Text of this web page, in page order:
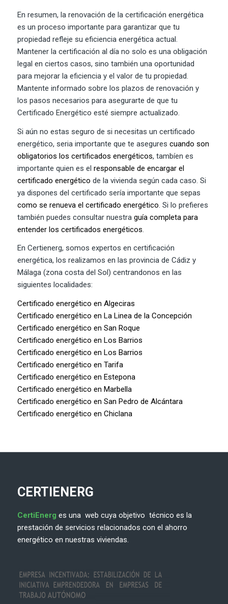
En resumen, la renovación de la certificación energética
es un proceso importante para garantizar que tu
propiedad refleje su eficiencia energética actual.
Mantener la certificación al día no solo es una obligación
legal en ciertos casos, sino también una oportunidad
para mejorar la eficiencia y el valor de tu propiedad.
Mantente informado sobre los plazos de renovación y
los pasos necesarios para asegurarte de que tu
Certificado Energético esté siempre actualizado.
Si aún no estas seguro de si necesitas un certificado
energético, seria importante que te asegures cuando son
obligatorios los certificados energéticos, tambíen es
importante quien es el responsable de encargar el
certificado energético de la vivienda según cada caso. Si
ya dispones del certificado sería importante que sepas
como se renueva el certificado energético. Si lo prefieres
también puedes consultar nuestra guía completa para
entender los certificados energéticos.
En Certienerg, somos expertos en certificación
energética, los realizamos en las provincia de Cádiz y
Málaga (zona costa del Sol) centrandonos en las
siguientes localidades:
Certificado energético en Algeciras
Certificado energético en La Linea de la Concepción
Certificado energético en San Roque
Certificado energético en Los Barrios
Certificado energético en Los Barrios
Certificado energético en Tarifa
Certificado energético en Estepona
Certificado energético en Marbella
Certificado energético en San Pedro de Alcántara
Certificado energético en Chiclana
CERTIENERG
CertiEnerg es una web cuya objetivo técnico es la
prestación de servicios relacionados con el ahorro
energético en nuestras viviendas.